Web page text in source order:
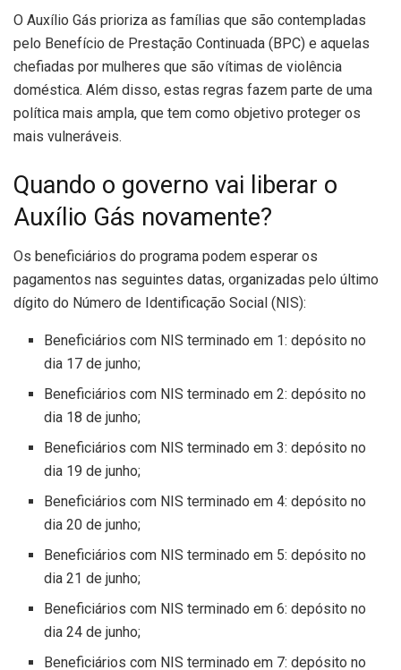
O Auxílio Gás prioriza as famílias que são contempladas
pelo Benefício de Prestação Continuada (BPC) e aquelas
chefiadas por mulheres que são vítimas de violência
doméstica. Além disso, estas regras fazem parte de uma
política mais ampla, que tem como objetivo proteger os
mais vulneráveis.
Quando o governo vai liberar o
Auxílio Gás novamente?
Os beneficiários do programa podem esperar os
pagamentos nas seguintes datas, organizadas pelo último
dígito do Número de Identificação Social (NIS):
Beneficiários com NIS terminado em 1: depósito no
dia 17 de junho;
Beneficiários com NIS terminado em 2: depósito no
dia 18 de junho;
Beneficiários com NIS terminado em 3: depósito no
dia 19 de junho;
Beneficiários com NIS terminado em 4: depósito no
dia 20 de junho;
Beneficiários com NIS terminado em 5: depósito no
dia 21 de junho;
Beneficiários com NIS terminado em 6: depósito no
dia 24 de junho;
Beneficiários com NIS terminado em 7: depósito no